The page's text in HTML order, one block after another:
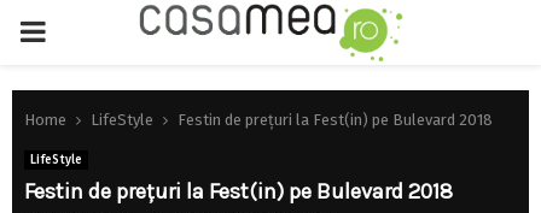
PRIMARY
MENU
Home LifeStyle Festin de prețuri la Fest(in) pe Bulevard 2018
LifeStyle
Festin de prețuri la Fest(in) pe Bulevard 2018